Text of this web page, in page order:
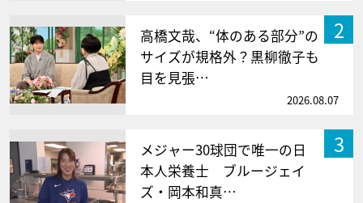
2
高橋文哉、“体のある部分”の
サイズが規格外？黒柳徹子も
目を見張…
2026.08.07
3
メジャー30球団で唯一の日
本人栄養士 ブルージェイ
ズ・岡本和真…